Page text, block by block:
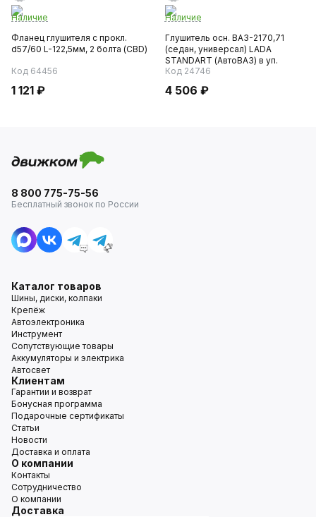
Наличие
Фланец глушителя с прокл.
d57/60 L-122,5мм, 2 болта (CBD)
Код 64456
1 121 ₽
Наличие
Глушитель осн. ВАЗ-2170,71
(седан, универсал) LADA
STANDART (АвтоВАЗ) в уп.
Код 24746
4 506 ₽
8 800 775-75-56
Бесплатный звонок по России
Каталог товаров
Шины, диски, колпаки
Крепёж
Автоэлектроника
Инструмент
Сопутствующие товары
Аккумуляторы и электрика
Автосвет
Клиентам
Гарантии и возврат
Бонусная программа
Подарочные сертификаты
Статьи
Новости
Доставка и оплата
О компании
Контакты
Сотрудничество
О компании
Доставка